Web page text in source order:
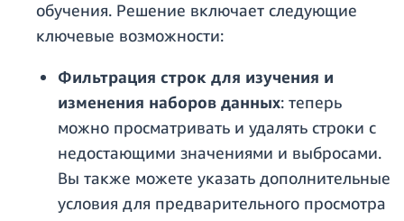
обучения. Решение включает следующие
ключевые возможности:
Фильтрация строк для изучения и
изменения наборов данных: теперь
можно просматривать и удалять строки с
недостающими значениями и выбросами.
Вы также можете указать дополнительные
условия для предварительного просмотра